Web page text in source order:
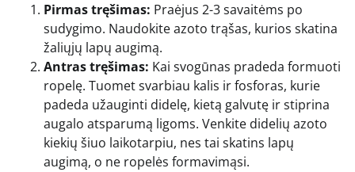
Pirmas tręšimas: Praėjus 2-3 savaitėms po
sudygimo. Naudokite azoto trąšas, kurios skatina
žaliųjų lapų augimą.
Antras tręšimas: Kai svogūnas pradeda formuoti
ropelę. Tuomet svarbiau kalis ir fosforas, kurie
padeda užauginti didelę, kietą galvutę ir stiprina
augalo atsparumą ligoms. Venkite didelių azoto
kiekių šiuo laikotarpiu, nes tai skatins lapų
augimą, o ne ropelės formavimąsi.